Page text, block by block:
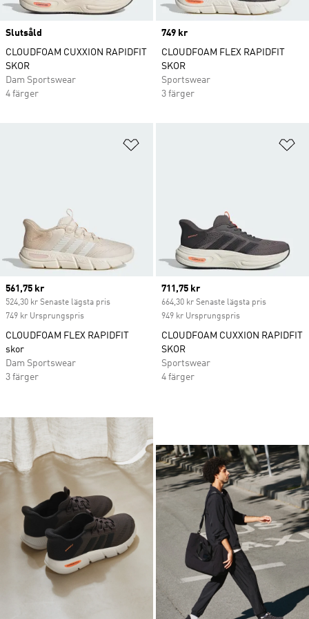
Slutsåld
CLOUDFOAM CUXXION RAPIDFIT
SKOR
Dam Sportswear
4 färger
Price
749 kr
CLOUDFOAM FLEX RAPIDFIT
SKOR
Sportswear
3 färger
Current price
561,75 kr
524,30 kr Senaste lägsta pris
749 kr Ursprungspris
CLOUDFOAM FLEX RAPIDFIT
skor
Dam Sportswear
3 färger
Current price
711,75 kr
664,30 kr Senaste lägsta pris
949 kr Ursprungspris
CLOUDFOAM CUXXION RAPIDFIT
SKOR
Sportswear
4 färger